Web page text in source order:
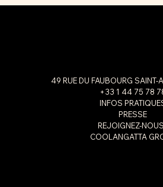
49 RUE DU FAUBOURG SAINT-
+33 1 44 75 78
INFOS
PRESSE
REJOIGNEZ-
COOLANGATTA